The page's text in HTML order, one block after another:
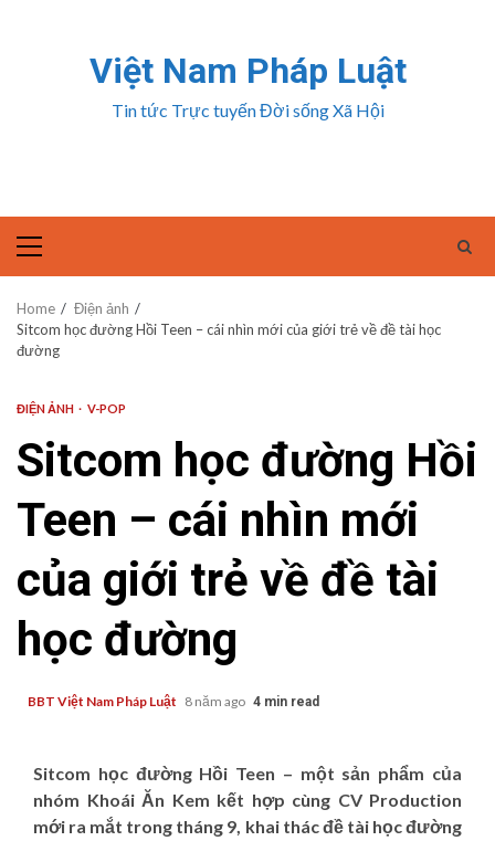
Việt Nam Pháp Luật
Tin tức Trực tuyến Đời sống Xã Hội
Primary
Menu
Home
Điện ảnh
Sitcom học đường Hồi Teen – cái nhìn mới của giới trẻ về đề tài học
đường
ĐIỆN ẢNH V-POP
Sitcom học đường Hồi
Teen – cái nhìn mới
của giới trẻ về đề tài
học đường
BBT Việt Nam Pháp Luật 8 năm ago 4 min read
Sitcom học đường Hồi Teen – một sản phẩm của
nhóm Khoái Ăn Kem kết hợp cùng CV Production
mới ra mắt trong tháng 9, khai thác đề tài học đường